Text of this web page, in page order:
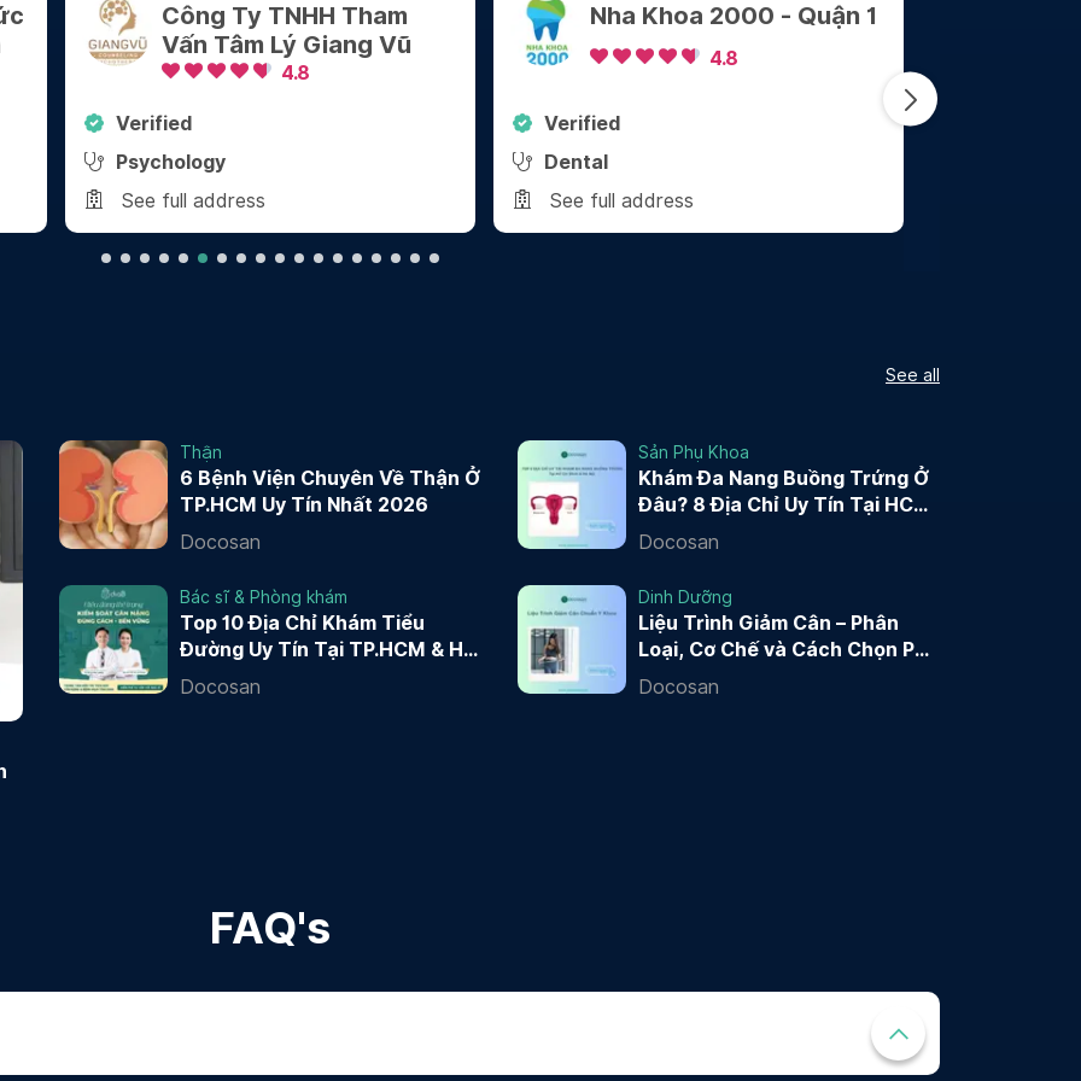
Nha Khoa 2000 - Quận 1
4.8
Verified
Dental
See full address
Nha Khoa Sài Gòn
Center
Verified
Dental
See full address
See all
Thận
6 Bệnh Viện Chuyên Về Thận Ở
TP.HCM Uy Tín Nhất 2026
Docosan
Sản Phụ Khoa
Khám Đa Nang Buồng Trứng Ở
Đâu? 8 Địa Chỉ Uy Tín Tại HCM
và Hà Nội 2026
Docosan
Bác sĩ & Phòng khám
Top 10 Địa Chỉ Khám Tiểu
Đường Uy Tín Tại TP.HCM & Hà
Nội 2026
Docosan
Dinh Dưỡng
Liệu Trình Giảm Cân – Phân
Loại, Cơ Chế và Cách Chọn Phù
Hợp
Docosan
FAQ's